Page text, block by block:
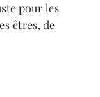
pour les
êtres, de